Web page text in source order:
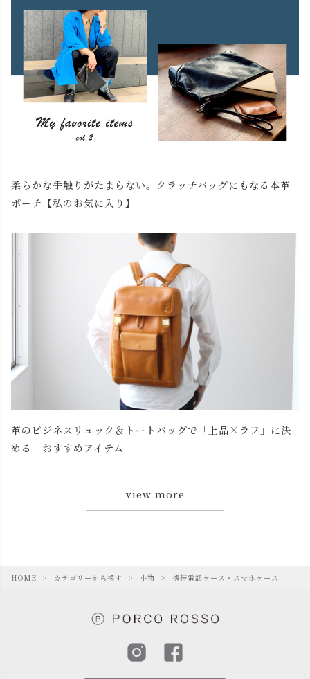
柔らかな手触りがたまらない。クラッチバッグにもなる本革
ポーチ【私のお気に入り】
革のビジネスリュック＆トートバッグで「上品×ラフ」に決
める｜おすすめアイテム
view more
HOME カテゴリーから探す 小物 携帯電話ケース・スマホケース